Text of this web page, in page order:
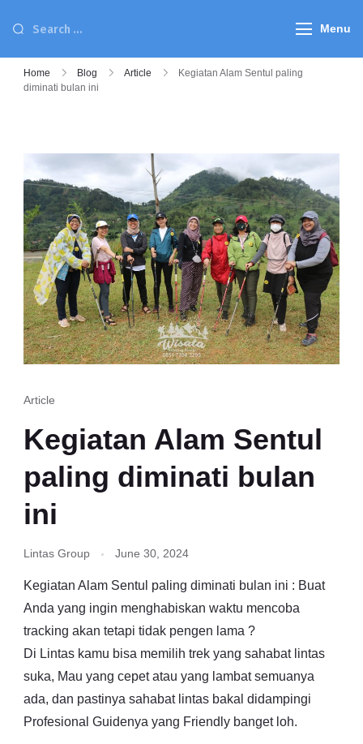
Menu
Home Blog Article
Kegiatan Alam Sentul paling
diminati bulan ini
Article
Kegiatan Alam Sentul
paling diminati bulan
ini
Lintas Group June 30, 2024
Kegiatan Alam Sentul paling diminati bulan ini : Buat
Anda yang ingin menghabiskan waktu mencoba
tracking akan tetapi tidak pengen lama ?
Di Lintas kamu bisa memilih trek yang sahabat lintas
suka, Mau yang cepet atau yang lambat semuanya
ada, dan pastinya sahabat lintas bakal didampingi
Profesional Guidenya yang Friendly banget loh.